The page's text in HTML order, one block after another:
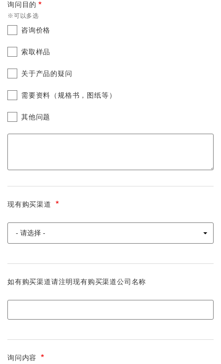
询问目的
※可以多选
咨询价格
索取样品
关于产品的疑问
需要资料（规格书，图纸等）
其他问题
现有购买渠道
如有购买渠道请注明现有购买渠道公司名称
询问内容